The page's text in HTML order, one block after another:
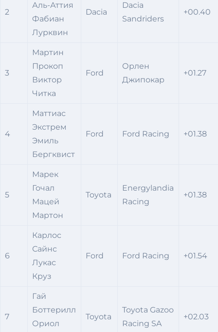
2
Аль-Аттия
Фабиан
Лурквин
Dacia
Dacia
Sandriders
+00.40
3
Мартин
Прокоп
Виктор
Читка
Ford
Орлен
Джипокар
+01.27
4
Маттиас
Экстрем
Эмиль
Бергквист
Ford Ford Racing +01.38
5
Марек
Гочал
Мацей
Мартон
Toyota
Energylandia
Racing
+01.38
6
Карлос
Сайнс
Лукас
Круз
Ford Ford Racing +01.54
7
Гай
Боттерилл
Ориол
Toyota
Toyota Gazoo
Racing SA
+02.03